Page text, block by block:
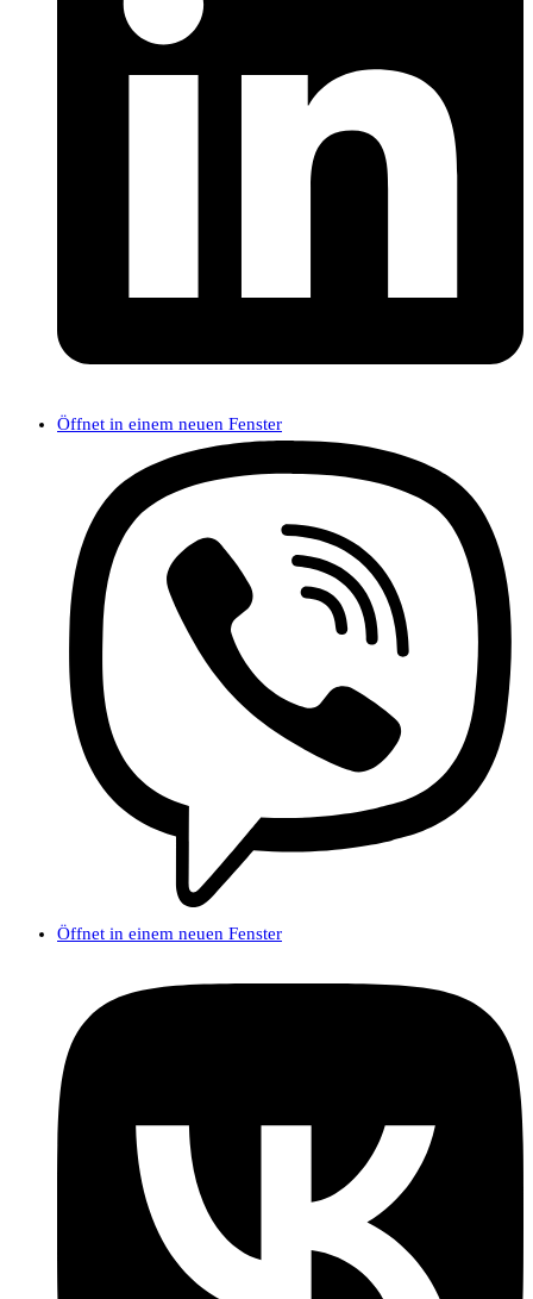
Öffnet in einem neuen Fenster
Öffnet in einem neuen Fenster